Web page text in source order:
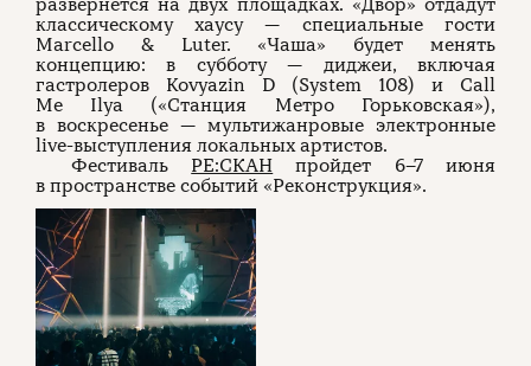
классическому хаусу — специальные гости
Marcello & Luter. «Чаша» будет менять
концепцию: в субботу — диджеи, включая
гастролеров Kovyazin D (System 108) и Call
Me Ilya («Станция Метро Горьковская»),
в воскресенье — мультижанровые электронные
live-выступления локальных артистов.
Фестиваль РЕ:СКАН пройдет 6–7 июня
в пространстве событий «Реконструкция».